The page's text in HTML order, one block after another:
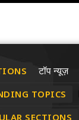
टॉप न्यूज़
TOPICS